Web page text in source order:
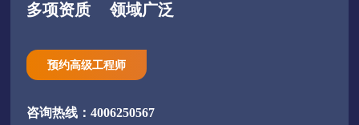
多项资质
领域广泛
预约高级工程师
咨询热线：4006250567